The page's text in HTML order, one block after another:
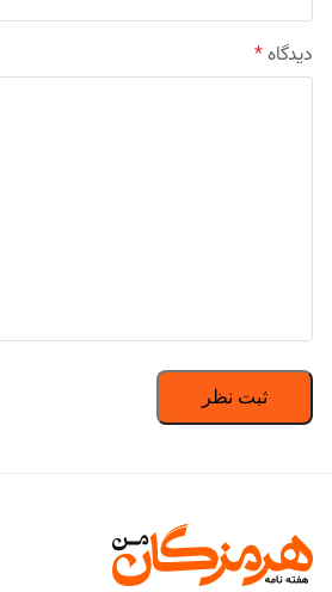
دیدگاه*